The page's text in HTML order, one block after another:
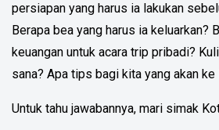
persiapan yang harus ia lakukan
Berapa bea yang harus ia keluarkan?
keuangan untuk acara trip pribadi?
sana? Apa tips bagi kita yang akan ke
Untuk tahu jawabannya, mari simak